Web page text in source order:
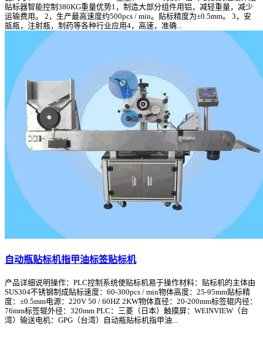
贴标器智能控制380KG重量优势1，制造大部分组件用铝，减轻重量，减少
运输费用。 2，生产最高速度约500pcs / min。贴标精度为±0.5mm。 3，安
瓿瓶，注射瓶，制药等各种行业应用4，高速，准确...
自动瓶贴标机指甲油标签贴标机
产品详细说明操作：PLC控制系统使贴标机易于操作材料：贴标机的主体由
SUS304不锈钢制成贴标速度：60-300pcs / min物体高度：25-95mm贴标精
度：±0.5mm电源：220V 50 / 60HZ 2KW物体直径：20-200mm标签辊内径：
76mm标签辊外径：320mm PLC：三菱（日本）触摸屏：WEINVIEW（台
湾）输送电机：GPG（台湾）自动瓶贴标机指甲油...